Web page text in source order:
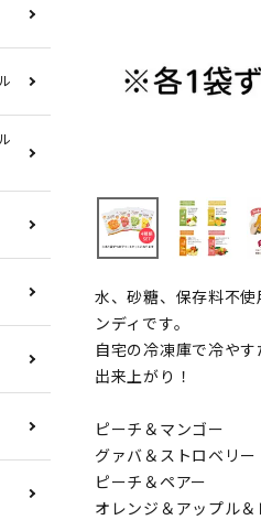
水、砂糖、保存料不
ンディです。
自宅の冷凍庫で冷や
出来上がり！
ピーチ＆マンゴー
グァバ＆ストロベリー
ピーチ＆ペアー
オレンジ＆アップル＆